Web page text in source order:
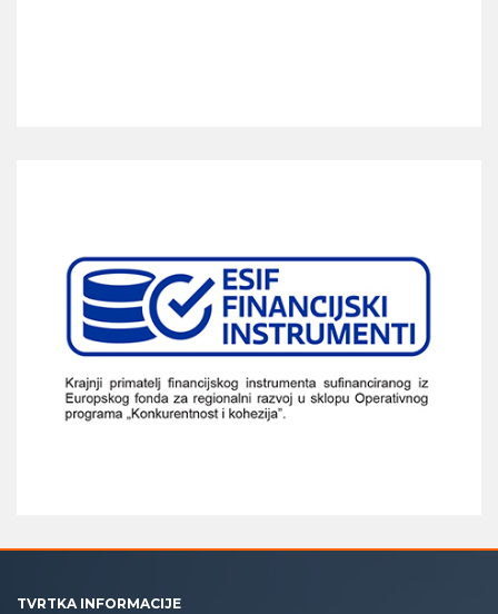
TVRTKA INFORMACIJE